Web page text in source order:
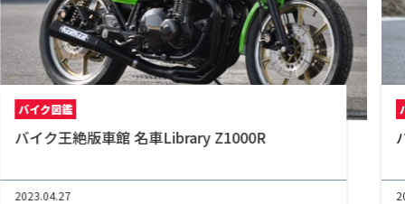
バイク図鑑
バイク王絶版車館 名車Library Z1000R
2023.04.27